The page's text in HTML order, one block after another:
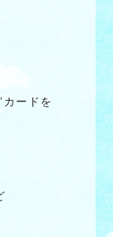
カードを